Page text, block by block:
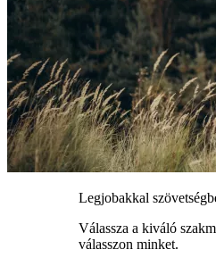
Legjobakkal
Válassza a kiváló
válasszon minket.